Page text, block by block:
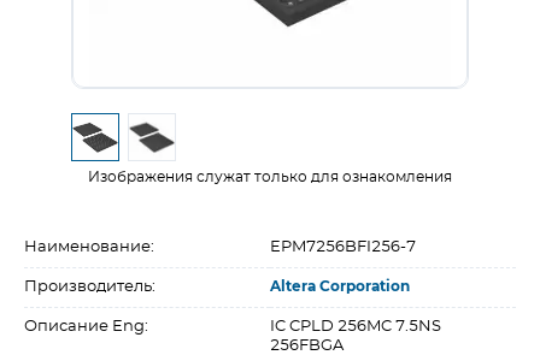
Изображения служат только для ознакомления
Наименование: EPM7256BFI256-7
Производитель: Altera Corporation
Описание Eng:
IC CPLD 256MC 7.5NS
256FBGA